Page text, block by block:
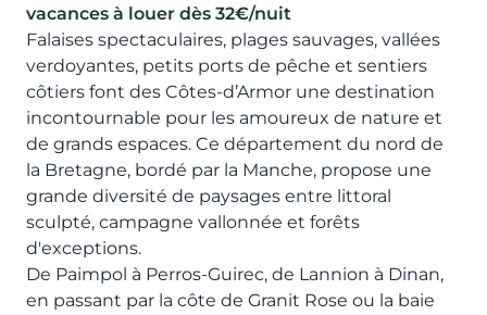
vacances à louer dès 32€/nuit
Falaises spectaculaires, plages sauvages, vallées
verdoyantes, petits ports de pêche et sentiers
côtiers font des Côtes-d’Armor une destination
incontournable pour les amoureux de nature et
de grands espaces. Ce département du nord de
la Bretagne, bordé par la Manche, propose une
grande diversité de paysages entre littoral
sculpté, campagne vallonnée et forêts
d'exceptions.
De Paimpol à Perros-Guirec, de Lannion à Dinan,
en passant par la côte de Granit Rose ou la baie